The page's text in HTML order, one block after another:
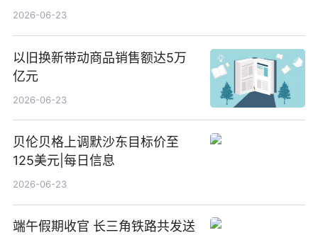
2026-06-23
以旧换新带动商品销售额达5万
亿元
2026-06-23
贝伦贝格上调默沙东目标价至
125美元|每日信息
2026-06-23
端午假期收官 长三角铁路共发送